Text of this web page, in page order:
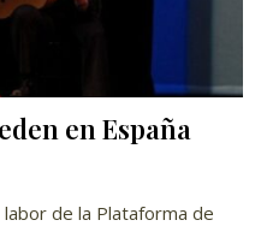
en España
de la Plataforma de